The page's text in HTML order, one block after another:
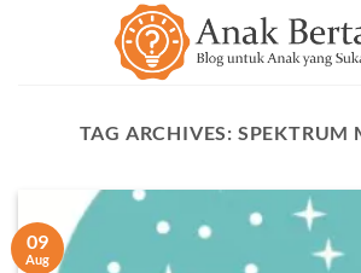
TAG ARCHIVES: SPEKTRUM
09
Aug